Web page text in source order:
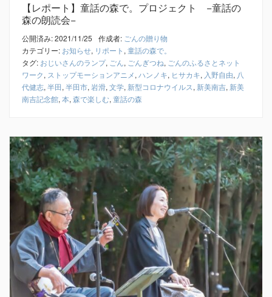
【レポート】童話の森で。プロジェクト −童話の
森の朗読会−
公開済み: 2021/11/25 作成者: ごんの贈り物
カテゴリー: お知らせ, リポート , 童話の森で。
タグ: おじいさんのランプ, ごん, ごんぎつね, ごんのふるさとネット
ワーク, ストップモーションアニメ, ハンノキ, ヒサカキ, 入野自由, 八
代健志, 半田, 半田市, 岩滑, 文学, 新型コロナウイルス, 新美南吉, 新美
南吉記念館, 本, 森で楽しむ, 童話の森